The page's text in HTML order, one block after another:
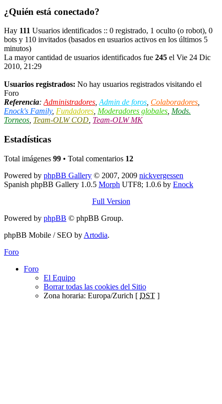
¿Quién está conectado?
Hay 111 Usuarios identificados :: 0 registrado, 1 oculto (o robot), 0
bots y 110 invitados (basados en usuarios activos en los últimos 5
minutos)
La mayor cantidad de usuarios identificados fue 245 el Vie 24 Dic
2010, 21:29
Usuarios registrados: No hay usuarios registrados visitando el
Foro
Referencia: Administradores Admin de foros Colaboradores
Enock's Family, Fundadores Moderadores globales Mods.
Torneos Team-OLW COD Team-OLW MK
Estadísticas
Total imágenes 99 • Total comentarios 12
Powered by phpBB Gallery © 2007, 2009 nickvergessen
Spanish phpBB Gallery 1.0.5 Morph UTF8; 1.0.6 by Enock
Full Version
Powered by phpBB © phpBB Group.
phpBB Mobile / SEO by Artodia.
Foro
Foro
El Equipo
Borrar todas las cookies del Sitio
Zona horaria: Europa/Zurich [ DST ]